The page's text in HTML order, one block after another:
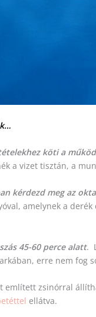
köti a
a vizet tisztán, a
kérdezd meg az
amelynek a
45-60 perce alatt.
erre nem fog
említett zsinórral
ellátva.